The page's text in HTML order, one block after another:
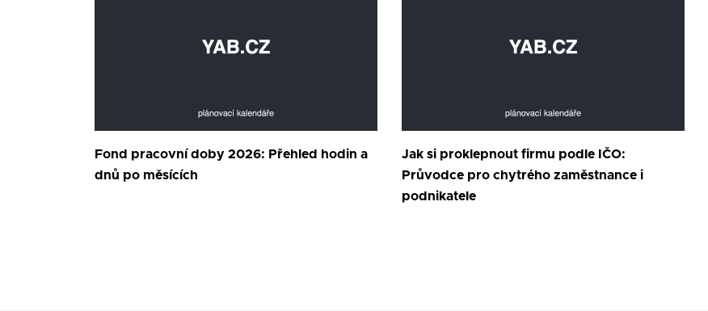
Fond pracovní doby 2026: Přehled hodin a
dnů po měsících
Jak si proklepnout firmu podle IČO:
Průvodce pro chytrého zaměstnance i
podnikatele